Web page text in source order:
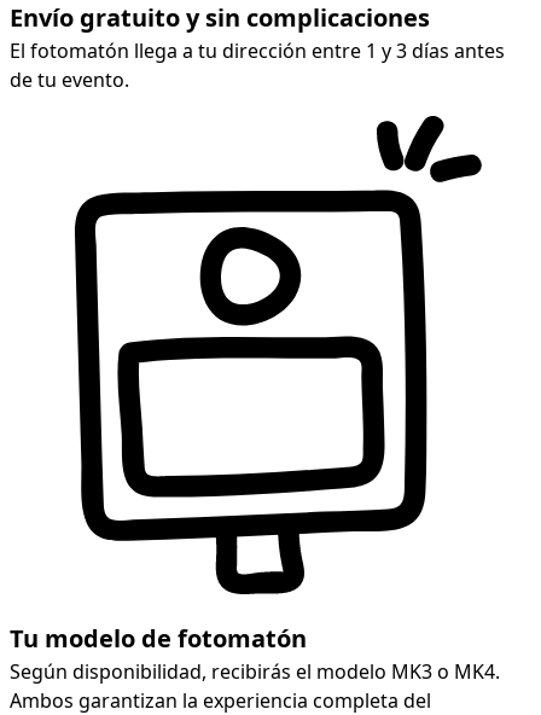
Envío gratuito y sin complicaciones
El fotomatón llega a tu dirección entre 1 y 3 días antes
de tu evento.
Tu modelo de fotomatón
Según disponibilidad, recibirás el modelo MK3 o MK4.
Ambos garantizan la experiencia completa del